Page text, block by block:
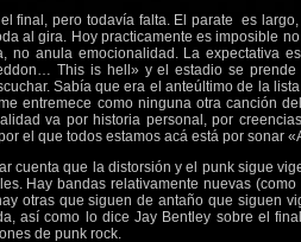
final, pero todavía falta. El parate es
al gira. Hoy practicamente es imposible
no anula emocionalidad. La expectativa
This is hell» y el estadio se prende
Sabía que era el anteúltimo de la
entremece como ninguna otra canción
va por historia personal, por
el que todos estamos acá está por sonar
cuenta que la distorsión y el punk sigue
Hay bandas relativamente nuevas (como
otras que siguen de antaño que siguen
así como lo dice Jay Bentley sobre el
de punk rock.